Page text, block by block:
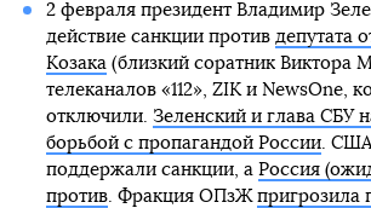
2 февраля президент Владимир
действие санкции против депутата
Козака(близкий соратник Виктора
телеканалов «112», ZIK и NewsOne,
отключили. Зеленский и глава СБУ
борьбой с пропагандой России. США
поддержали санкции, а Россия
против. Фракция ОПзЖ пригрозила